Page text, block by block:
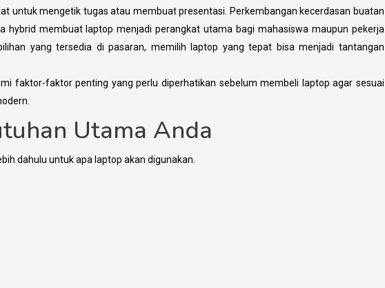
untuk mengetik tugas atau membuat presentasi. Perkembangan kecerdasan buatan
hybrid membuat laptop menjadi perangkat utama bagi mahasiswa maupun pekerja
yang tersedia di pasaran, memilih laptop yang tepat bisa menjadi tantangan
faktor-faktor penting yang perlu diperhatikan sebelum membeli laptop agar sesuai
Utama Anda
dahulu untuk apa laptop akan digunakan.